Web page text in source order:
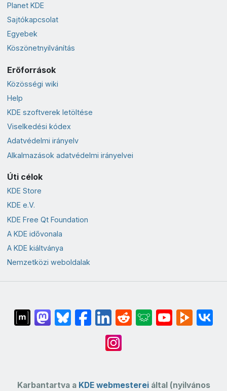
Planet KDE
Sajtókapcsolat
Egyebek
Köszönetnyilvánítás
Erőforrások
Közösségi wiki
Help
KDE szoftverek letöltése
Viselkedési kódex
Adatvédelmi irányelv
Alkalmazások adatvédelmi irányelvei
Úti célok
KDE Store
KDE e.V.
KDE Free Qt Foundation
A KDE idővonala
A KDE kiáltványa
Nemzetközi weboldalak
Karbantartva a KDE webmestereiáltal (nyilvános